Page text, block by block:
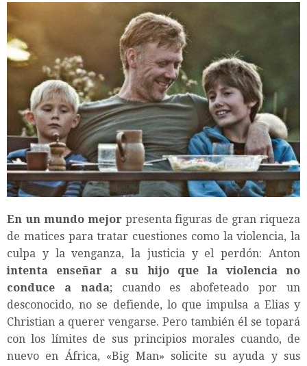
En un mundo mejorpresenta figuras de gran riqueza
de matices para tratar cuestiones como la violencia, la
culpa y la venganza, la justicia y el perdón: Anton
intenta enseñar a su hijo que la violencia no
conduce a nada; cuando es abofeteado por un
desconocido, no se defiende, lo que impulsa a Elias y
Christian a querer vengarse. Pero también él se topará
con los límites de sus principios morales cuando, de
nuevo en África, «Big Man» solicite su ayuda y sus